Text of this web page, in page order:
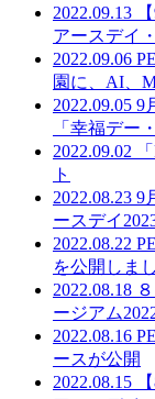
2022.09.13
アースデイ
2022.09.06
園に、AI、
2022.09.05 9
「幸福デー
2022.09.02
ト
2022.08.23 9
ースデイ
2022.08.22
を公開しま
2022.08.18
ージアム
2022.08.16
ースが公開
2022.08.15